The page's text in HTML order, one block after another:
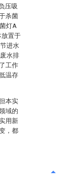
压吸
杀菌
灯A
放置于
进水
水排
工作
温存
本实
域的
用新
，都